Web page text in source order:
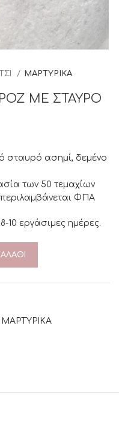
ΜΑΡΤΥΡΙΚΑ
ΜΕ ΣΤΑΥΡΟ
σταυρό ασημί, δεμένο
των 50 τεμαχίων
περιλαμβάνεται ΦΠΑ
10 εργάσιμες ημέρες.
ΜΑΡΤΥΡΙΚΑ